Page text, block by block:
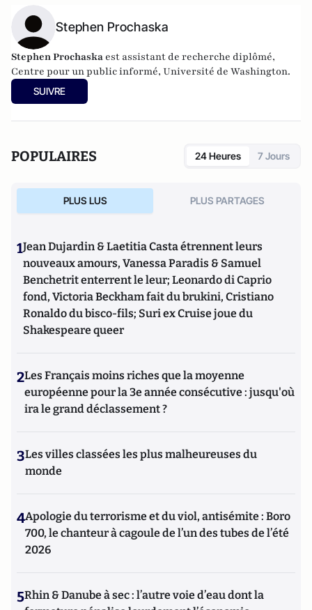
Stephen Prochaska
Stephen Prochaska est assistant de recherche diplômé,
Centre pour un public informé, Université de Washington.
SUIVRE
POPULAIRES 24 Heures 7 Jours
PLUS LUS PLUS PARTAGES
1Jean Dujardin & Laetitia Casta étrennent leurs
nouveaux amours, Vanessa Paradis & Samuel
Benchetrit enterrent le leur; Leonardo di Caprio
fond, Victoria Beckham fait du brukini, Cristiano
Ronaldo du bisco-fils; Suri ex Cruise joue du
Shakespeare queer
2Les Français moins riches que la moyenne
européenne pour la 3e année consécutive : jusqu'où
ira le grand déclassement ?
3Les villes classées les plus malheureuses du
monde
4Apologie du terrorisme et du viol, antisémite : Boro
700, le chanteur à cagoule de l’un des tubes de l’été
2026
5Rhin & Danube à sec : l’autre voie d’eau dont la